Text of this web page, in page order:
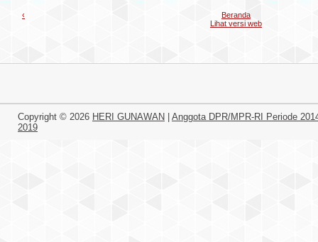
‹
Beranda
Lihat versi web
Copyright © 2026 HERI GUNAWAN | Anggota DPR/MPR-RI Periode
2019